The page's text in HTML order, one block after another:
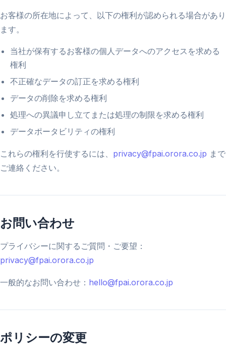
お客様の所在地によって、以下の権利が認められる場合があり
ます。
当社が保有するお客様の個人データへのアクセスを求める
権利
不正確なデータの訂正を求める権利
データの削除を求める権利
処理への異議申し立てまたは処理の制限を求める権利
データポータビリティの権利
これらの権利を行使するには、 privacy@fpai.orora.co.jp まで
ご連絡ください。
お問い合わせ
プライバシーに関するご質問・ご要望：
privacy@fpai.orora.co.jp
一般的なお問い合わせ： hello@fpai.orora.co.jp
ポリシーの変更